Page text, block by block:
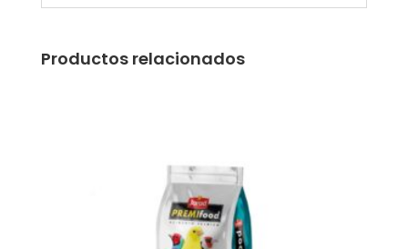
Productos relacionados